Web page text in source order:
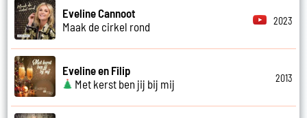
Eveline Cannoot
Maak de cirkel rond
2023
Eveline en Filip
Met kerst ben jij bij mij
2013